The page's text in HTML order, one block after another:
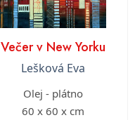
Večer v New Yorku
Lešková Eva
Olej - plátno
60 x 60 x cm